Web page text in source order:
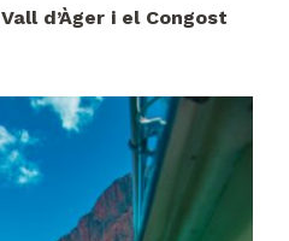
Vall d’Àger i el Congost